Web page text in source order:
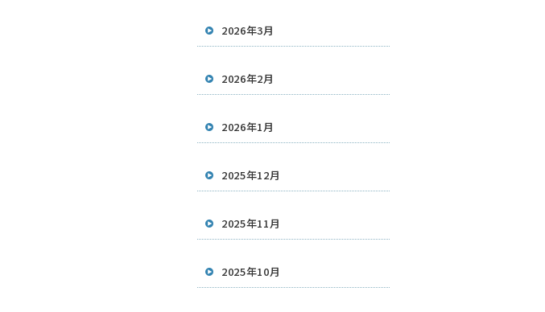
2026年3月
2026年2月
2026年1月
2025年12月
2025年11月
2025年10月